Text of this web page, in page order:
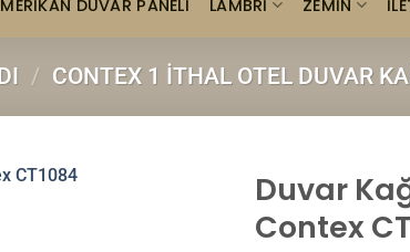
DUVAR PANELI LAMBRI ZEMIN
/ CONTEX 1 İTHAL OTEL DUVAR
Duvar
Contex